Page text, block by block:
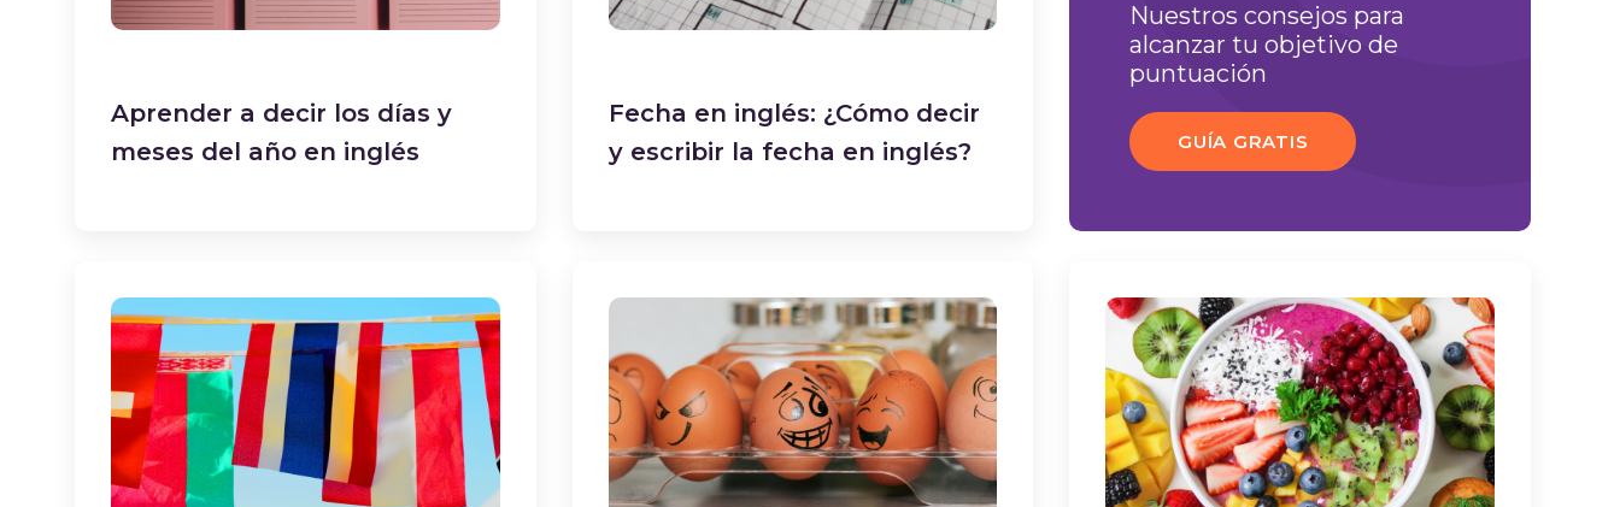
Aprender a decir los días y
meses del año en inglés
Fecha en inglés: ¿Cómo decir
y escribir la fecha en inglés?
Nuestros consejos para
alcanzar tu objetivo de
puntuación
GUÍA GRATIS